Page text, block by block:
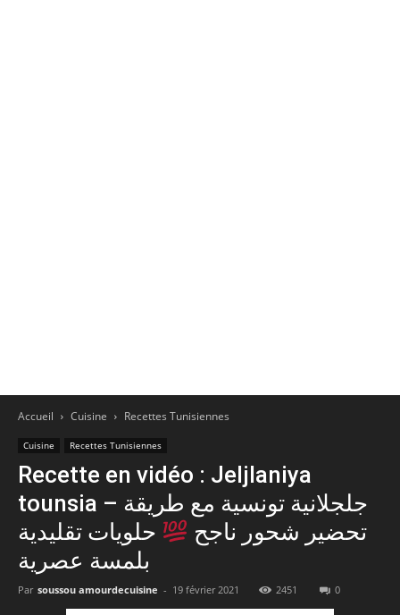
Accueil Cuisine Recettes Tunisiennes
Cuisine Recettes Tunisiennes
Recette en vidéo : Jeljlaniya
tounsia – جلجلانية تونسية مع طريقة
تحضير شحور ناجح
حلويات تقليدية
بلمسة عصرية
Par soussou amourdecuisine - 19 février 2021 2451 0